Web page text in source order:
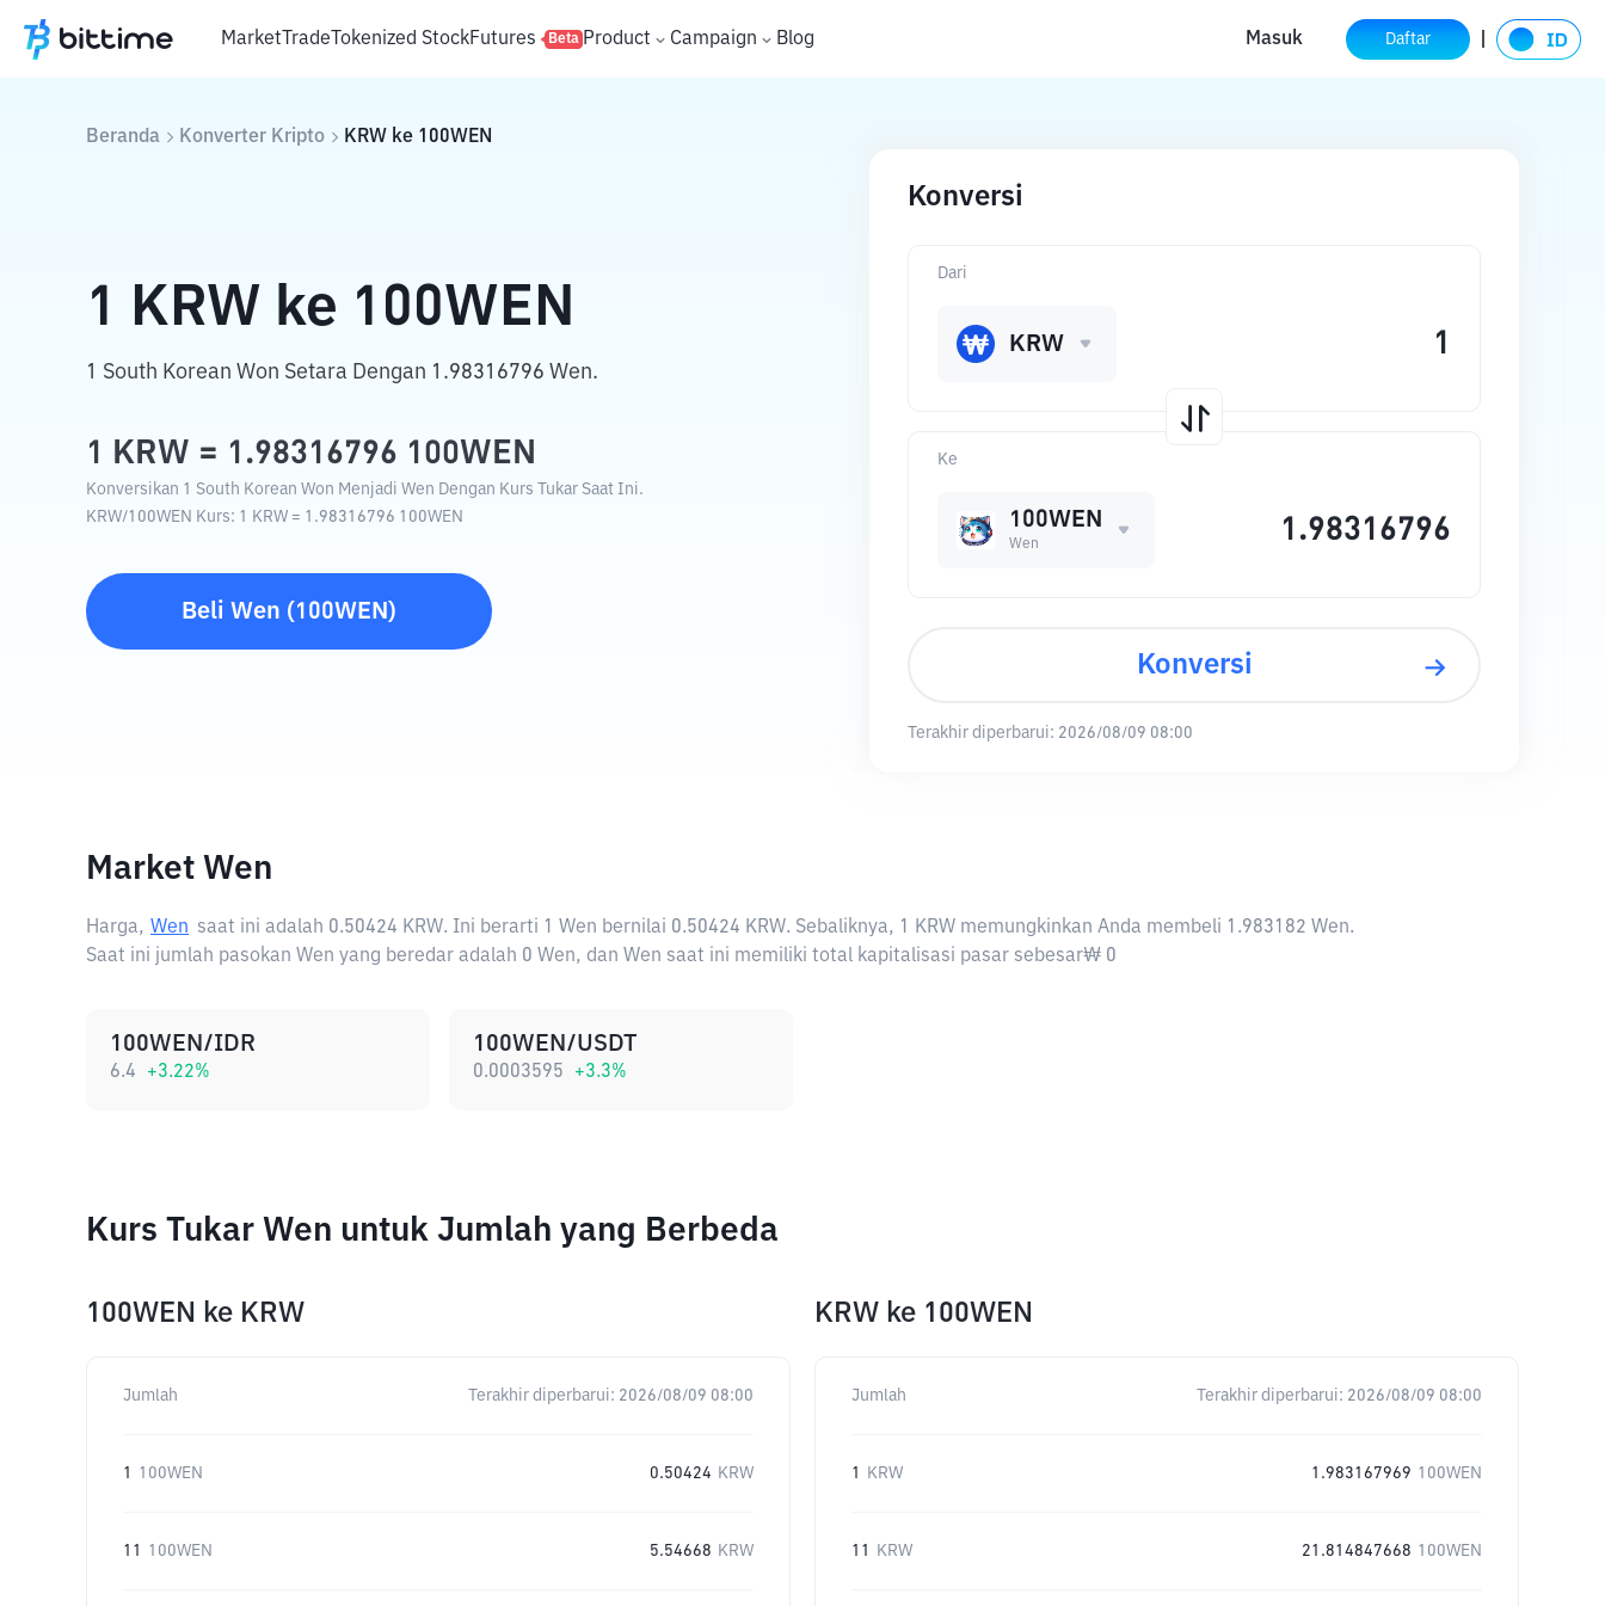
MarketTradeTokenized StockFutures Beta Product Campaign Blog Masuk Daftar
Beranda Konverter Kripto KRW ke 100WEN
1 KRW ke 100WEN
1 South Korean Won Setara Dengan 1.98316796 Wen.
1 KRW = 1.98316796 100WEN
Konversikan 1 South Korean Won Menjadi Wen Dengan Kurs Tukar Saat Ini.
KRW/100WEN Kurs: 1 KRW = 1.98316796 100WEN
Beli Wen ( 100WEN )
Konversi
Ke
100WEN
Wen
Dari
KRW
Konversi
Terakhir diperbarui: 2026/08/09 08:00
Market Wen
Harga, Wen saat ini adalah 0.50424 KRW. Ini berarti 1 Wen bernilai 0.50424 KRW. Sebaliknya, 1 KRW memungkinkan Anda membeli 1.983182 Wen.
Saat ini jumlah pasokan Wen yang beredar adalah 0 Wen, dan Wen saat ini memiliki total kapitalisasi pasar sebesar₩ 0
100WEN/IDR
6.4 +3.22%
100WEN/USDT
0.0003595 +3.3%
Kurs Tukar Wen untuk Jumlah yang Berbeda
100WEN ke KRW
Jumlah Terakhir diperbarui: 2026/08/09 08:00
1 100WEN 0.50424 KRW
11 100WEN 5.54668 KRW
KRW ke 100WEN
Jumlah Terakhir diperbarui: 2026/08/09 08:00
1 KRW 1.983167969 100WEN
11 KRW 21.814847668 100WEN